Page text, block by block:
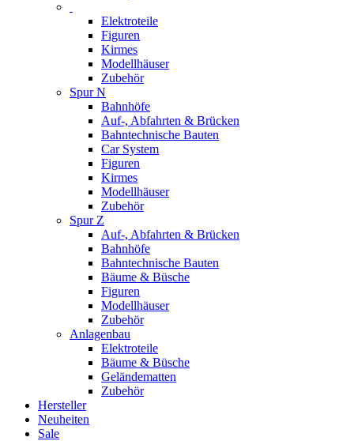
Elektroteile
Figuren
Kirmes
Modellhäuser
Zubehör
Spur N
Bahnhöfe
Auf-, Abfahrten & Brücken
Bahntechnische Bauten
Car System
Figuren
Kirmes
Modellhäuser
Zubehör
Spur Z
Auf-, Abfahrten & Brücken
Bahnhöfe
Bahntechnische Bauten
Bäume & Büsche
Figuren
Modellhäuser
Zubehör
Anlagenbau
Elektroteile
Bäume & Büsche
Geländematten
Zubehör
Hersteller
Neuheiten
Sale